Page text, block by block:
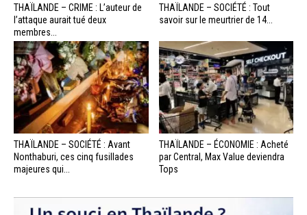
THAÏLANDE – CRIME : L’auteur de
l’attaque aurait tué deux
membres...
THAÏLANDE – SOCIÉTÉ : Tout
savoir sur le meurtrier de 14...
THAÏLANDE – SOCIÉTÉ : Avant
Nonthaburi, ces cinq fusillades
majeures qui...
THAÏLANDE – ÉCONOMIE : Acheté
par Central, Max Value deviendra
Tops